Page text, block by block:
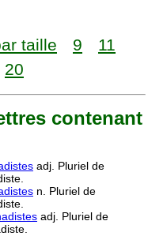
taille 9
11
20
contenant
adj. Pluriel de
n. Pluriel de
adj. Pluriel de